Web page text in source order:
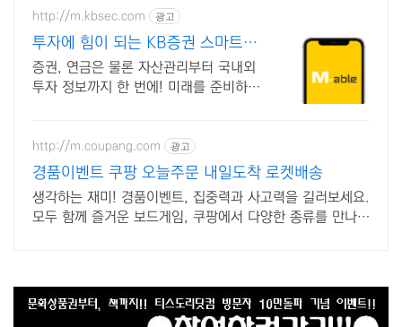
http://m.kbsec.com 광고
투자에 힘이 되는 KB증권 스마트한
투자의 시작
증권, 연금은 물론 자산관리부터 국내외
투자 정보까지 한 번에! 미래를 준비하는
http://m.coupang.com 광고
경품이벤트 쿠팡 오늘주문 내일도착 로켓배송
생각하는 재미! 경품이벤트, 집중력과 사고력을 길러보세요.
모두 함께 즐거운 보드게임, 쿠팡에서 다양한 종류를 만나보